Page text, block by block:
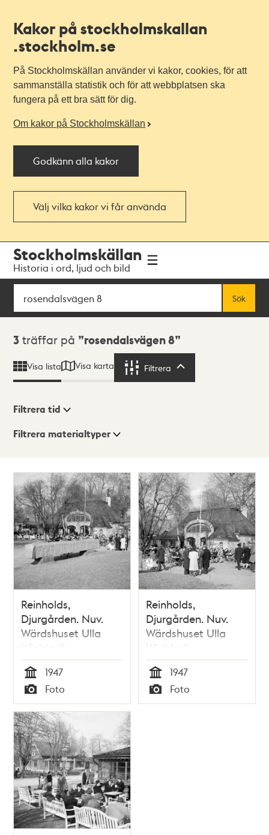
Kakor på stockholmskallan
.stockholm.se
På Stockholmskällan använder vi kakor, cookies, för att
sammanställa statistik och för att webbplatsen ska
fungera på ett bra sätt för dig.
Om kakor på Stockholmskällan
Godkänn alla kakor
Välj vilka kakor vi får använda
navigationen
huvudinnehållet
Stockholmskällan
Historia i ord, ljud och bild
Sök
Sök
Sökresultat
3 träffar på rosendalsvägen 8
Visa lista Visa karta Filtrera
Visningsläge
Lista
Karta
Filtrera tid
Filtrera materialtyper
träffar
Reinholds,
Djurgården. Nuv.
Wärdshuset Ulla
Winbladh
Tid
1947
Typ
Foto
Reinholds,
Djurgården. Nuv.
Wärdshuset Ulla
Winbladh
Tid
1947
Typ
Foto